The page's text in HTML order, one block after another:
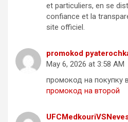
et particuliers, en se
confiance et la
site officiel.
promokod
May 6, 2026 at 3:58 AM
промокод на покупку
промокод на второй